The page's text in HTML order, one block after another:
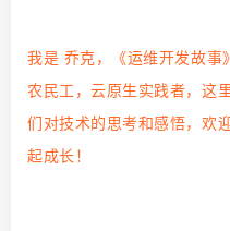
我是 乔克，《运维开发故事
农民工，云原生实践者，这
们对技术的思考和感悟，欢
起成长！